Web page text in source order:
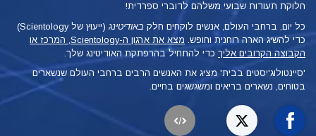
חלוקת תעודות שבועי משלהם לדוברי ספרדית!
כל יום, ברחבי העולם, אנשים לוקחים חלק באודיטינג
(ייעוץ של Scientology)
כדי להשיג הארה רוחנית וחופש.
מצא את ארגון ה-Scientology, המרכז או
הקבוצה הקרובים אליך כדי להתחיל בהרפתקת האודיטינג שלך.
'סיינטולוג'יסטים בבית' מציג את האנשים הרבים ברחבי העולם שנשארים
בטוחים, נשארים בריאים ומשגשגים בחיים.